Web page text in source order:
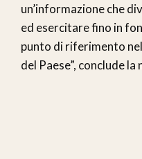
un’informazione che
ed esercitare fino in
punto di riferimento
del Paese”, conclude